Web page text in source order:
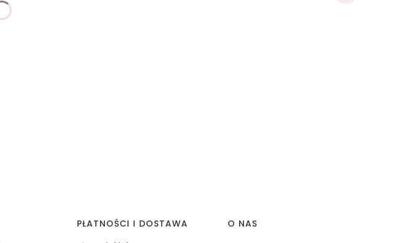
PŁATNOŚCI I DOSTAWA
O NAS